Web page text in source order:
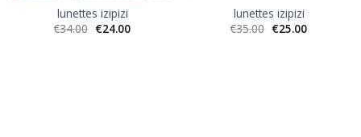
lunettes izipizi
€34.00 €24.00
lunettes izipizi
€35.00 €25.00